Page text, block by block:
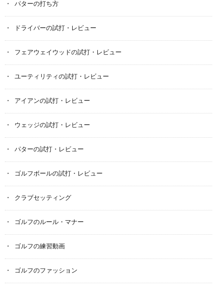
パターの打ち方
ドライバーの試打・レビュー
フェアウェイウッドの試打・レビュー
ユーティリティの試打・レビュー
アイアンの試打・レビュー
ウェッジの試打・レビュー
パターの試打・レビュー
ゴルフボールの試打・レビュー
クラブセッティング
ゴルフのルール・マナー
ゴルフの練習動画
ゴルフのファッション